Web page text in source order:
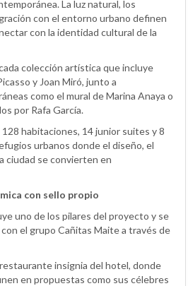
La luz natural, los
con el entorno urbano definen
con la identidad cultural de la
colección artística que incluye
y Joan Miró, junto a
como el mural de Marina Anaya o
por Rafa García.
habitaciones, 14 junior suites y 8
urbanos donde el diseño, el
ciudad se convierten en
con sello propio
uno de los pilares del proyecto y se
el grupo Cañitas Maite a través de
insignia del hotel, donde
en propuestas como sus célebres